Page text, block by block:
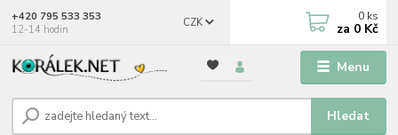
Menu
CZK
Hledat
+420 795 533 353
12-14 hodin
0 ks
za 0 Kč